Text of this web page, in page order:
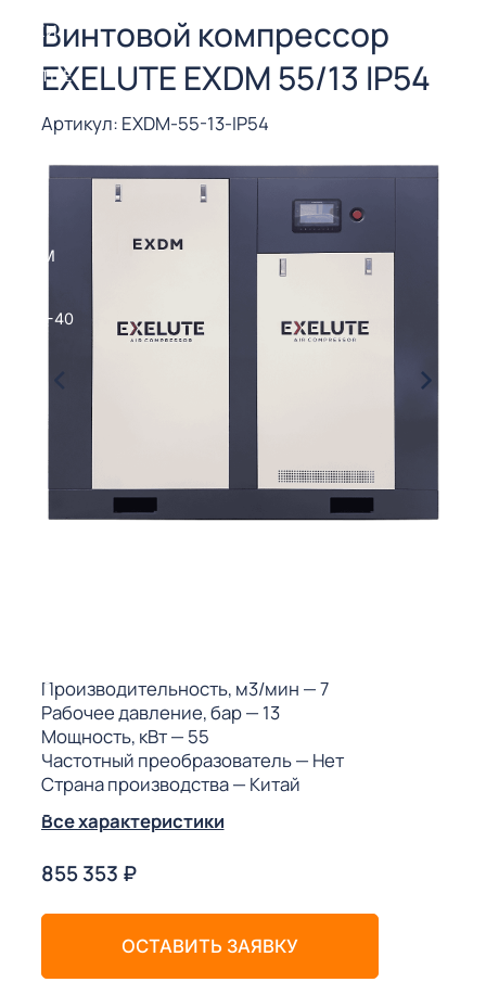
Винтовой компрессор
EXELUTE EXDM 55/13 IP54
Артикул: EXDM-55-13-IP54
Производительность, м3/мин — 7
Рабочее давление, бар— 13
Мощность, кВт— 55
Частотный преобразователь— Нет
Страна производства— Китай
Все характеристики
855 353 ₽
ОСТАВИТЬ ЗАЯВКУ
РЕЗКИ
(3-40
АИ